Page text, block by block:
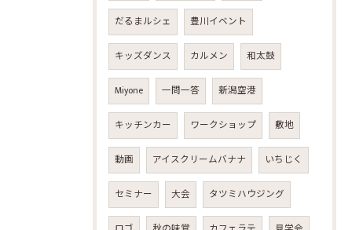
だるまルシェ 豊川イベント
キッズダンス カルメン 和太鼓
Miyone 一問一答 新潟空港
キッチンカー ワークショップ 敷地
動画 アイスクリームバナナ いちじく
セミナー 大会 タツミハウジング